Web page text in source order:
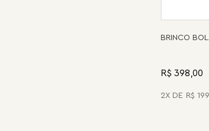
BRINCO
R$ 398,00
2 R$ 199